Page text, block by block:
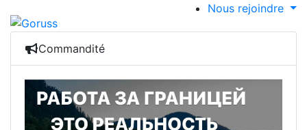
Nous rejoindre
Commandité